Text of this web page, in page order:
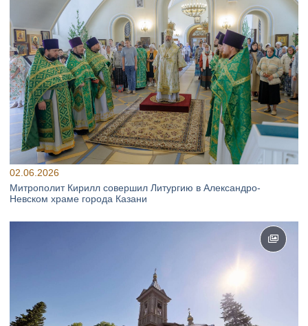
02.06.2026
Митрополит Кирилл совершил Литургию в Александро-
Невском храме города Казани